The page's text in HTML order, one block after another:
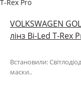
VOLKSWAGEN
лінз Bi-Led T-Rex
Встановили:
маски..